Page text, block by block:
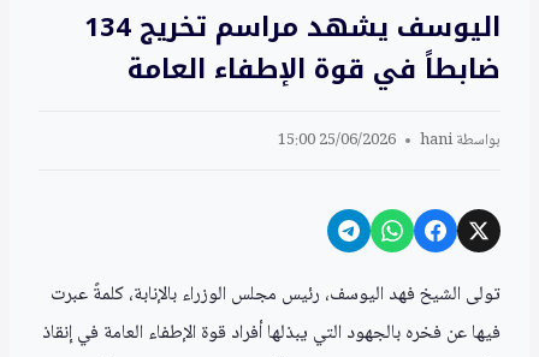
اليوسف يشهد مراسم تخريج 134
ضابطاً في قوة الإطفاء العامة
بواسطةhani
25/06/2026 15:00
تولى الشيخ فهد اليوسف، رئيس مجلس الوزراء بالإنابة، كلمةً عبرت
فيها عن فخره بالجهود التي يبذلها أفراد قوة الإطفاء العامة في إنقاذ